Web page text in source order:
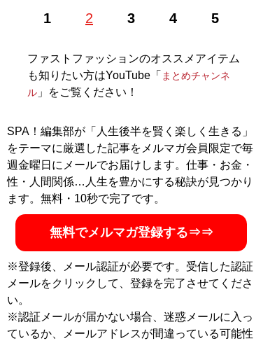
1 2 3 4 5
ップ、古着、ウェブメディアなどアパレルに関する多彩
でオシャレ初心者にもわかりやすいファッション情報を
配信中！
記事一覧へ
ファストファッションのオススメアイテム
も知りたい方はYouTube「 まとめチャンネ
ル」をご覧ください！
SPA！編集部が「人生後半を賢く楽しく生きる」
をテーマに厳選した記事をメルマガ会員限定で毎
週金曜日にメールでお届けします。仕事・お金・
性・人間関係…人生を豊かにする秘訣が見つかり
ます。無料・10秒で完了です。
無料でメルマガ登録する⇒⇒
※登録後、メール認証が必要です。受信した認証
メールをクリックして、登録を完了させてくださ
い。
※認証メールが届かない場合、迷惑メールに入っ
ているか、メールアドレスが間違っている可能性